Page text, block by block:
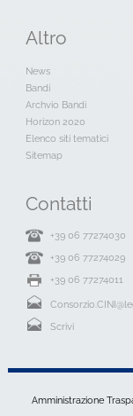
Altro
News
Bandi
Archvio Bandi
Horizon 2020
Elenco siti tematici
Sitemap
Contatti
+39 06 77274030
+39 06 77274029
+39 06 77274011
Scrivi
Amministrazione